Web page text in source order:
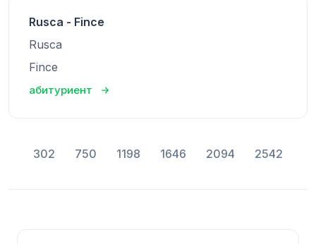
Rusca - Fince
Rusca
Fince
абитуриент
302 750 1198 1646 2094 2542